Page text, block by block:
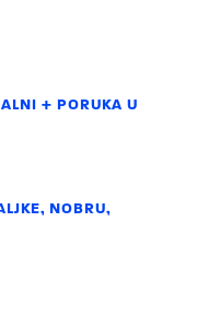
+ PORUKA U
NOBRU,